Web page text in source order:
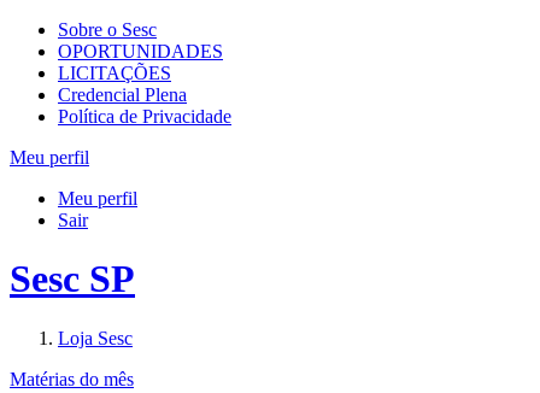
Sobre o Sesc
OPORTUNIDADES
LICITAÇÕES
Credencial Plena
Política de Privacidade
Meu perfil
Meu perfil
Sair
Sesc SP
Loja Sesc
Matérias do mês